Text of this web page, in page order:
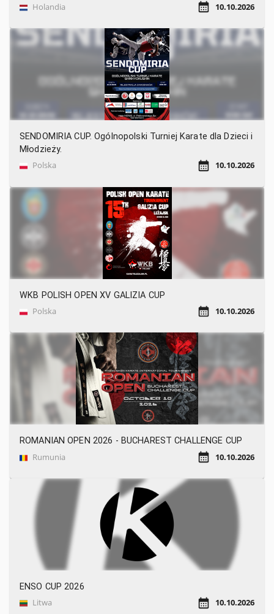
Holandia 10.10.2026
SENDOMIRIA CUP. Ogólnopolski Turniej Karate dla Dzieci i
Młodzieży.
Polska 10.10.2026
WKB POLISH OPEN XV GALIZIA CUP
Polska 10.10.2026
ROMANIAN OPEN 2026 - BUCHAREST CHALLENGE CUP
Rumunia 10.10.2026
ENSO CUP 2026
Litwa 10.10.2026